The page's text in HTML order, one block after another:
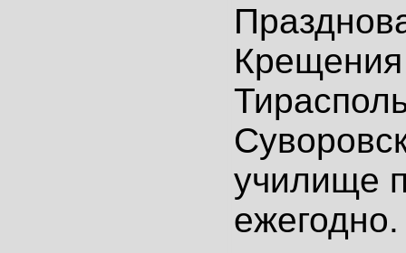
училище
ежегодно.